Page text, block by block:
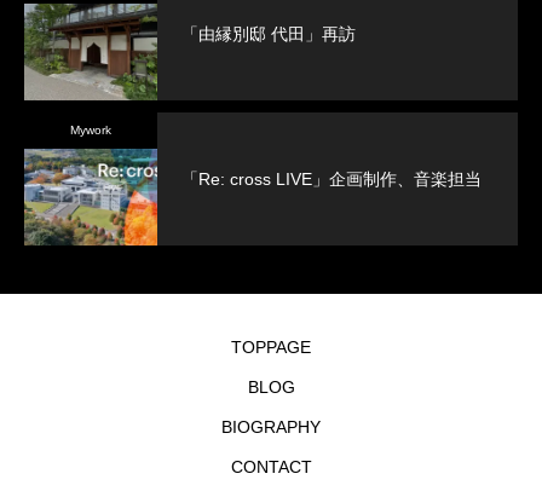
「由縁別邸 代田」再訪
Mywork
「Re: cross LIVE」企画制作、音楽担当
TOPPAGE
BLOG
BIOGRAPHY
CONTACT